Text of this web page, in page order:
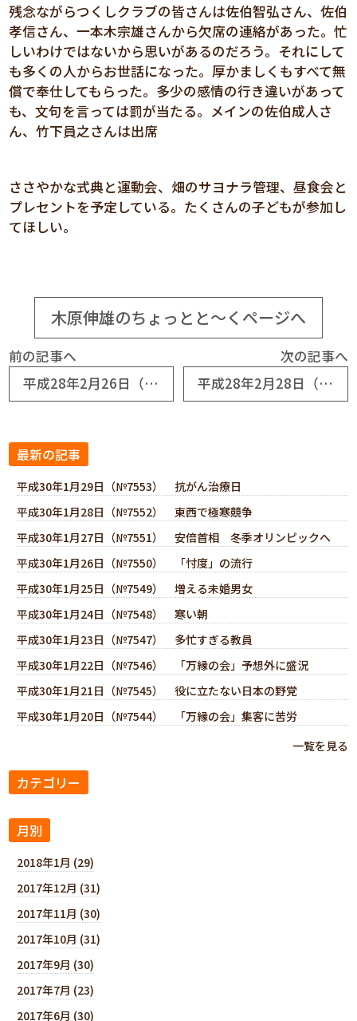
残念ながらつくしクラブの皆さんは佐伯智弘さん、佐伯
孝信さん、一本木宗雄さんから欠席の連絡があった。忙
しいわけではないから思いがあるのだろう。それにして
も多くの人からお世話になった。厚かましくもすべて無
償で奉仕してもらった。多少の感情の行き違いがあって
も、文句を言っては罰が当たる。メインの佐伯成人さ
ん、竹下員之さんは出席
ささやかな式典と運動会、畑のサヨナラ管理、昼食会と
プレセントを予定している。たくさんの子どもが参加し
てほしい。
木原伸雄のちょっとと～くページへ
前の記事へ
平成28年2月26日（№6937） 「万縁の会」総会開催
次の記事へ
平成28年2月28日（№6939） 自宅療養半月経過
最新の記事
平成30年1月29日（№7553） 抗がん治療日
平成30年1月28日（№7552） 東西で極寒競争
平成30年1月27日（№7551） 安倍首相 冬季オリンピックへ
平成30年1月26日（№7550） 「忖度」の流行
平成30年1月25日（№7549） 増える未婚男女
平成30年1月24日（№7548） 寒い朝
平成30年1月23日（№7547） 多忙すぎる教員
平成30年1月22日（№7546） 「万縁の会」予想外に盛況
平成30年1月21日（№7545） 役に立たない日本の野党
平成30年1月20日（№7544） 「万縁の会」集客に苦労
一覧を見る
カテゴリー
月別
2018年1月 (29)
2017年12月 (31)
2017年11月 (30)
2017年10月 (31)
2017年9月 (30)
2017年7月 (23)
2017年6月 (30)